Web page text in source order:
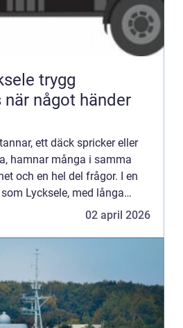
trygg
något händer
ett däck spricker eller
hamnar många i samma
och en hel del frågor. I en
Lycksele, med långa
blir en pålitlig bärgare mer
02 april 2026